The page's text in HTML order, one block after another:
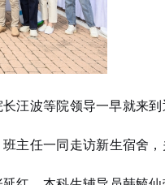
汪波等院领导一早就来到
主任一同走访新生宿舍，